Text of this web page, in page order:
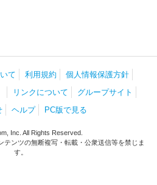
て 利用規約
個人情報保護方針
リンクについて
グループサイト
ヘルプ PC版で見る
Inc. All Rights Reserved.
テンツの無断複写・転載・公衆送信等を禁じま
す。